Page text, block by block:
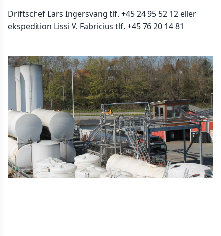
Driftschef Lars Ingersvang tlf. +45 24 95 52 12 eller
ekspedition Lissi V. Fabricius tlf. +45 76 20 14 81